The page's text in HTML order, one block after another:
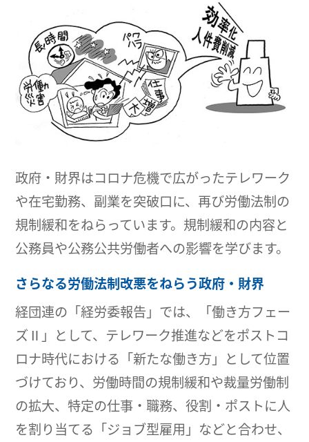
政府・財界はコロナ危機で広がったテレワーク
や在宅勤務、副業を突破口に、再び労働法制の
規制緩和をねらっています。規制緩和の内容と
公務員や公務公共労働者への影響を学びます。
さらなる労働法制改悪をねらう政府・財界
経団連の「経労委報告」では、「働き方フェー
ズⅡ」として、テレワーク推進などをポストコ
ロナ時代における「新たな働き方」として位置
づけており、労働時間の規制緩和や裁量労働制
の拡大、特定の仕事・職務、役割・ポストに人
を割り当てる「ジョブ型雇用」などと合わせ、